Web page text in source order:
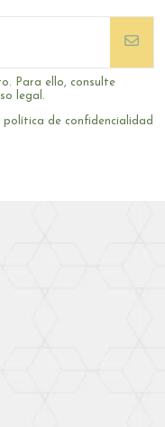
Para ello, consulte
legal.
política de confidencialidad